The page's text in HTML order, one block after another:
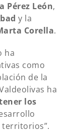
Pérez León,
y la
Corella.
ha
como
de la
ha
los
territorios”.